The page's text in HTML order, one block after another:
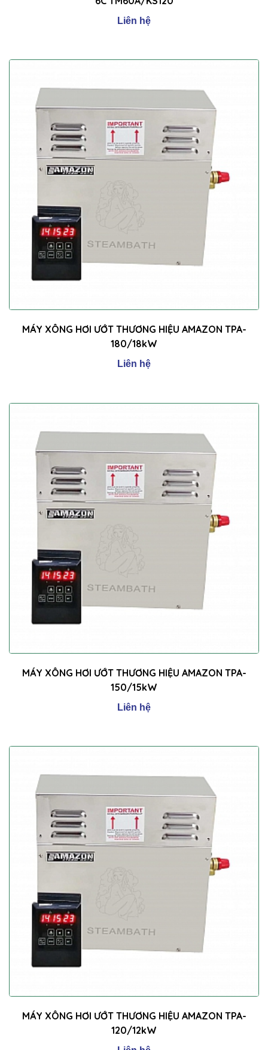
Liên hệ
MÁY XÔNG HƠI ƯỚT THƯƠNG HIỆU AMAZON TPA-
180/18kW
Liên hệ
MÁY XÔNG HƠI ƯỚT THƯƠNG HIỆU AMAZON TPA-
150/15kW
Liên hệ
MÁY XÔNG HƠI ƯỚT THƯƠNG HIỆU AMAZON TPA-
120/12kW